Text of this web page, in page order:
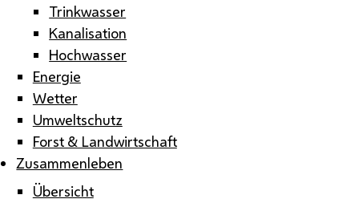
Trinkwasser
Kanalisation
Hochwasser
Energie
Wetter
Umweltschutz
Forst & Landwirtschaft
Zusammenleben
Übersicht